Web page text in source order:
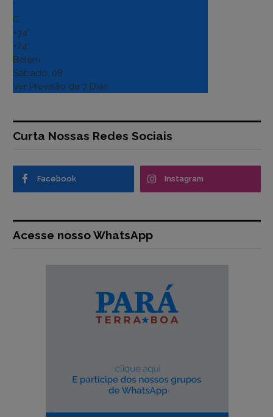
°
C
+34°
+24°
Belém
Sábado, 08
Ver Previsão de 7 Dias
Curta Nossas Redes Sociais
Facebook Instagram
Acesse nosso WhatsApp